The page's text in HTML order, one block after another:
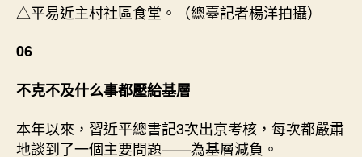
△平易近主村社區食堂。（總臺記者楊洋拍攝）
06
不克不及什么事都壓給基層
本年以來，習近平總書記3次出京考核，每次都嚴肅
地談到了一個主要問題——為基層減負。